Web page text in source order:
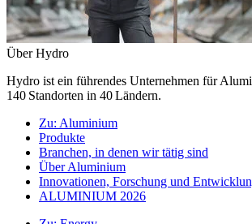
Über Hydro
Hydro ist ein führendes Unternehmen für
140 Standorten in 40 Ländern.
Zu: Aluminium
Produkte
Branchen, in denen wir tätig sind
Über Aluminium
Innovationen, Forschung und
ALUMINIUM 2026